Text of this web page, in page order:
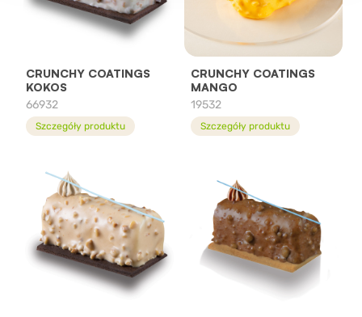
CRUNCHY COATINGS
KOKOS
66932
Szczegóły produktu
CRUNCHY COATINGS
MANGO
19532
Szczegóły produktu